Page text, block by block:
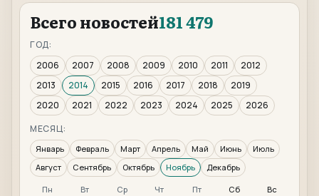
Всего новостей181 479
ГОД:
2006
2007 2008 2009 2010 2011
2012
2013
2014 2015 2016 2017 2018
2019
2020
2021 2022 2023 2024 2025
2026
МЕСЯЦ:
Январь Февраль Март Апрель Май Июнь
Июль
Август
Сентябрь Октябрь Ноябрь Декабрь
Пн Вт Ср Чт Пт Сб Вс